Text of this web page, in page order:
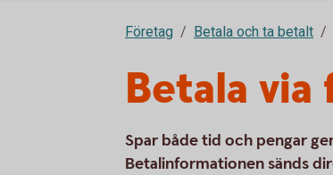
Företag Betala och ta betalt
Betala via
Spar både tid och pengar
Betalinformationen sänds